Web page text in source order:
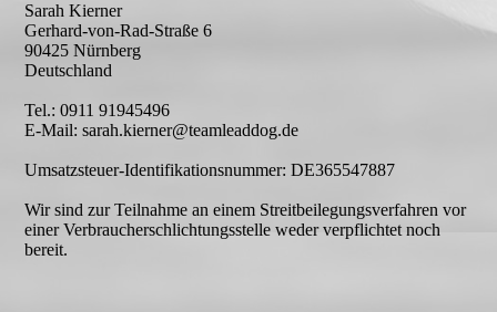
Sarah Kierner
Gerhard-von-Rad-Straße 6
90425 Nürnberg
Deutschland
Tel.: 0911 91945496
E-Mail: sarah.kierner@teamleaddog.de
Umsatzsteuer-Identifikationsnummer: DE365547887
Wir sind zur Teilnahme an einem Streitbeilegungsverfahren vor
einer Verbraucherschlichtungsstelle weder verpflichtet noch
bereit.